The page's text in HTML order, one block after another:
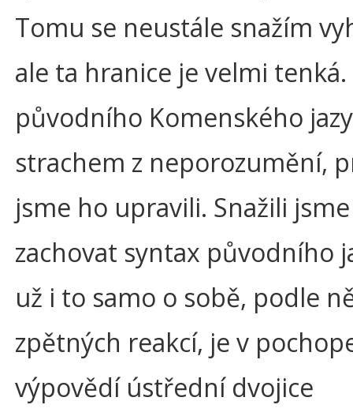
Tomu se neustále snažím
ale ta hranice je velmi tenká.
původního Komenského
strachem z neporozumění,
jsme ho upravili. Snažili
zachovat syntax původního
už i to samo o sobě, podle
zpětných reakcí, je v
výpovědí ústřední dvojice